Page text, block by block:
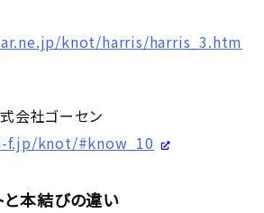
knot/harris/harris_3.htm
式会社ゴーセン
f.jp/knot/#know_10
と本結びの違い